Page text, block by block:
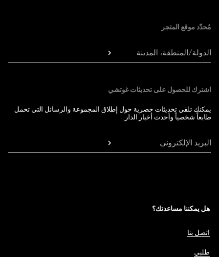
مُحدّد موقع المتجر
الدولة/المنطقة، المدينة
اشترك للحصول على تحديثات غوتشي
يمكنك تلقي تحديثات حصرية حول إطلاق المجموعة والرسائل التي تحمل
طابعاً شخصياً وأحدث أخبار الدار.
البريد الإلكتروني
هل يمكننا مساعدتك؟
اتصل بنا
طلبي